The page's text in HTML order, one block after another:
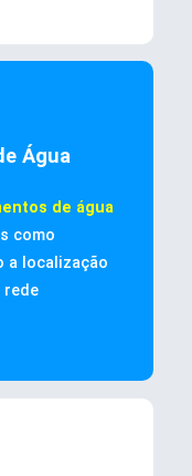
Água
de água
como
a localização
rede